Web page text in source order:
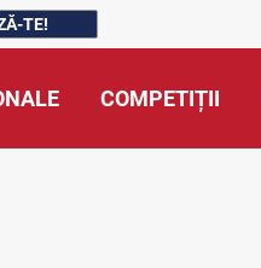
TE!
COMPETIȚII